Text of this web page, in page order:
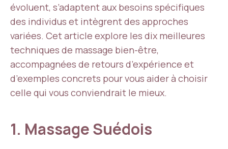
évoluent, s’adaptent aux besoins spécifiques
des individus et intègrent des approches
variées. Cet article explore les dix meilleures
techniques de massage bien-être,
accompagnées de retours d’expérience et
d’exemples concrets pour vous aider à choisir
celle qui vous conviendrait le mieux.
1. Massage Suédois